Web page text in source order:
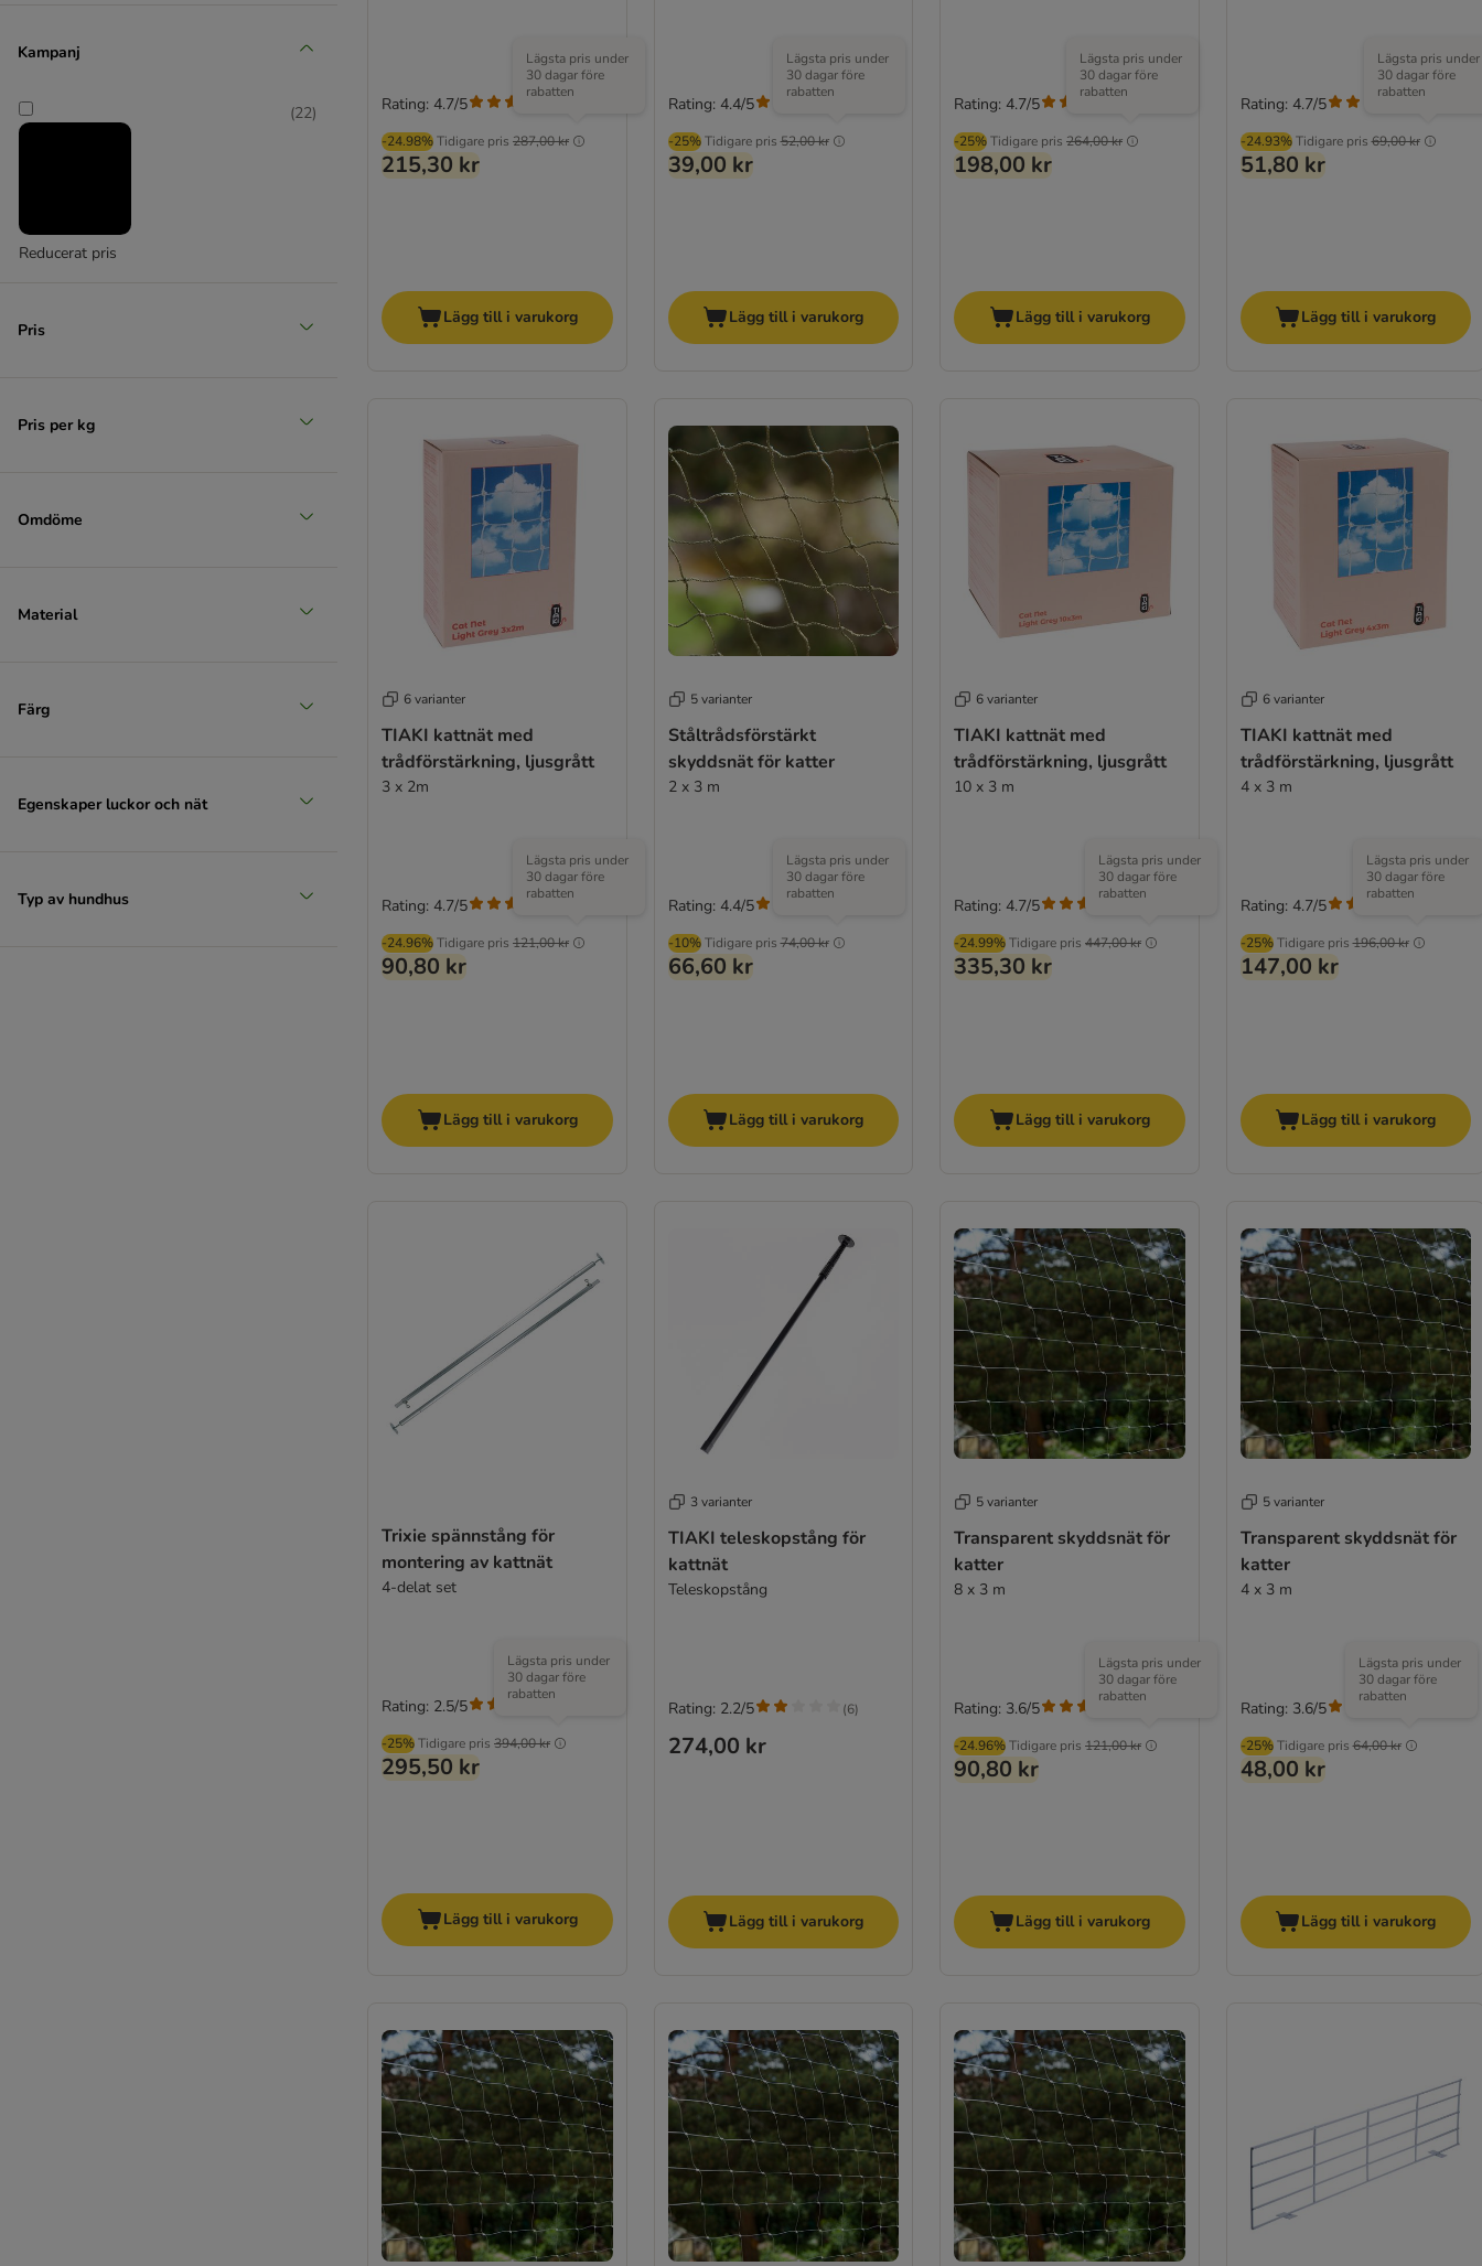
Kampanj
Reducerat pris
(22)
Pris
Pris per kg
Omdöme
Material
Färg
Egenskaper luckor och nät
Typ av hundhus
-24.98%Tidigare pris 287,00 kr
Lägsta pris under
30 dagar före
rabatten
215,30 kr
Rating: 4.7/5
Lägg till i varukorg
-25% Tidigare pris 52,00 kr
Lägsta pris under
30 dagar före
rabatten
39,00 kr
Rating: 4.4/5
Lägg till i varukorg
-25%Tidigare pris 264,00 kr
Lägsta pris under
30 dagar före
rabatten
198,00 kr
Rating: 4.7/5
Lägg till i varukorg
-24.93% Tidigare pris 69,00 kr
Lägsta pris under
30 dagar före
rabatten
51,80 kr
Rating: 4.7/5
Lägg till i varukorg
6 varianter
TIAKI kattnät med
trådförstärkning, ljusgrått
3 x 2m
-24.96%Tidigare pris 121,00 kr
Lägsta pris under
30 dagar före
rabatten
90,80 kr
Rating: 4.7/5
Lägg till i varukorg
5 varianter
Ståltrådsförstärkt
skyddsnät för katter
2 x 3 m
-10% Tidigare pris 74,00 kr
Lägsta pris under
30 dagar före
rabatten
66,60 kr
Rating: 4.4/5
Lägg till i varukorg
6 varianter
TIAKI kattnät med
trådförstärkning, ljusgrått
10 x 3 m
-24.99%Tidigare pris 447,00 kr
Lägsta pris under
30 dagar före
rabatten
335,30 kr
Rating: 4.7/5
Lägg till i varukorg
6 varianter
TIAKI kattnät med
trådförstärkning, ljusgrått
4 x 3 m
-25% Tidigare pris 196,00 kr
Lägsta pris under
30 dagar före
rabatten
147,00 kr
Rating: 4.7/5
Lägg till i varukorg
Trixie spännstång för
montering av kattnät
4-delat set
-25%Tidigare pris 394,00 kr
Lägsta pris under
30 dagar före
rabatten
295,50 kr
Rating: 2.5/5
Lägg till i varukorg
3 varianter
TIAKI teleskopstång för
kattnät
Teleskopstång
274,00 kr
Rating: 2.2/5 (6)
Lägg till i varukorg
5 varianter
Transparent skyddsnät för
katter
8 x 3 m
-24.96%Tidigare pris 121,00 kr
Lägsta pris under
30 dagar före
rabatten
90,80 kr
Rating: 3.6/5
Lägg till i varukorg
5 varianter
Transparent skyddsnät för
katter
4 x 3 m
-25% Tidigare pris 64,00 kr
Lägsta pris under
30 dagar före
rabatten
48,00 kr
Rating: 3.6/5
Lägg till i varukorg